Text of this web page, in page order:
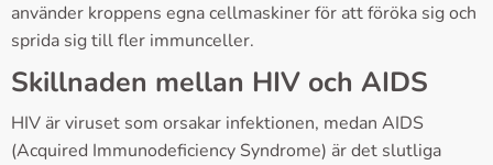
använder kroppens egna cellmaskiner för att föröka sig och
sprida sig till fler immunceller.
Skillnaden mellan HIV och AIDS
HIV är viruset som orsakar infektionen, medan AIDS
(Acquired Immunodeficiency Syndrome) är det slutliga